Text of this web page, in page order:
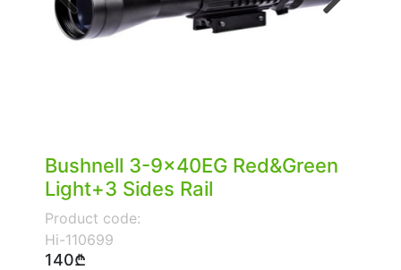
Previous Next
Bushnell 3-9x40EG Red&Green
Light+3 Sides Rail
Product code:
Hi-110699
140₾